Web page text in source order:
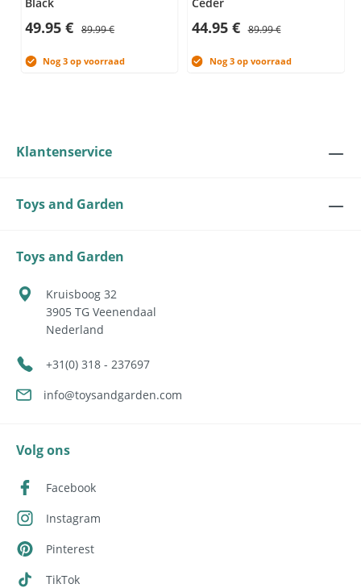
49.95 € 89.99 €
Nog 3 op voorraad
44.95 € 89.99 €
Nog 3 op voorraad
Toys and Garden
Kruisboog 32
3905 TG Veenendaal
Nederland
+31(0) 318 - 237697
info@toysandgarden.com
Klantenservice
Toys and Garden
Volg ons
Facebook
Instagram
Pinterest
TikTok